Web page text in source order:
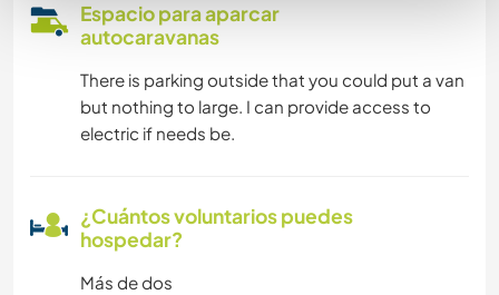
Espacio para aparcar
autocaravanas
There is parking outside that you could put a van
but nothing to large. I can provide access to
electric if needs be.
¿Cuántos voluntarios puedes
hospedar?
Más de dos